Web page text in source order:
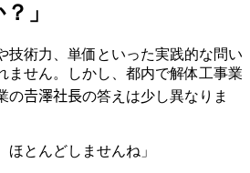
」
技術力、単価といった実践的な問い
ません。しかし、都内で解体工事業
の𠮷澤社長の答えは少し異なりま
ほとんどしませんね」